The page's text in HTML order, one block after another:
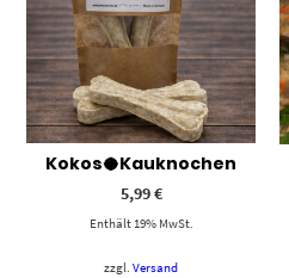
Kokos🥥Kauknochen
5,99€
Enthält 19% MwSt.
zzgl.Versand